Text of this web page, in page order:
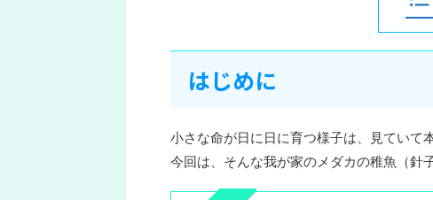
はじめに
小さな命が日に日に育つ様子は、見ていて
今回は、そんな我が家のメダカの稚魚（針